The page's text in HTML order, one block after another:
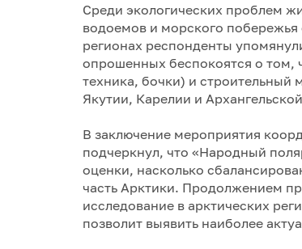
Среди экологических проблем
водоемов и морского
регионах респонденты
опрошенных беспокоятся о том,
техника, бочки) и
Якутии, Карелии и
В заключение мероприятия
подчеркнул, что «Народный
оценки, насколько
часть Арктики. Продолжением
исследование в арктических
позволит выявить наиболее